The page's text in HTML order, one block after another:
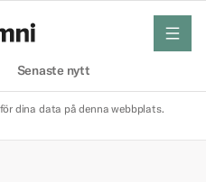
Senaste nytt
meny
dina data på denna webbplats.